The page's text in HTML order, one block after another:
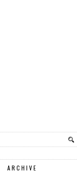
ARCHIVE